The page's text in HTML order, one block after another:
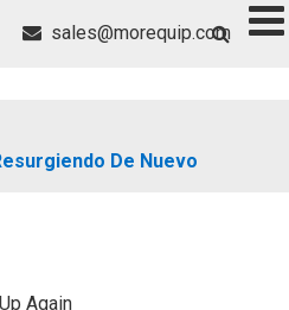
sales@morequip.com
De Nuevo